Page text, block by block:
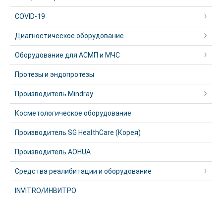
COVID-19
Диагностическое оборудование
Оборудование для АСМП и МЧС
Протезы и эндопротезы
Производитель Mindray
Косметологическое оборудование
Производитель SG HealthCare (Корея)
Производитель AOHUA
Средства реалибитации и оборудование
INVITRO/ИНВИТРО